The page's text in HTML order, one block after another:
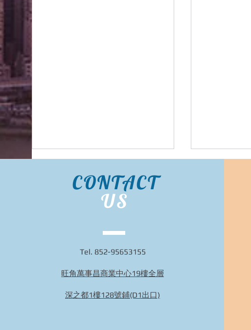
Virus Away日本掛頸式空氣淨
CONTACT
US
Tel. 852-95653155
旺角萬事昌商業中心19樓全層
深之都1樓128號鋪(D1出口)